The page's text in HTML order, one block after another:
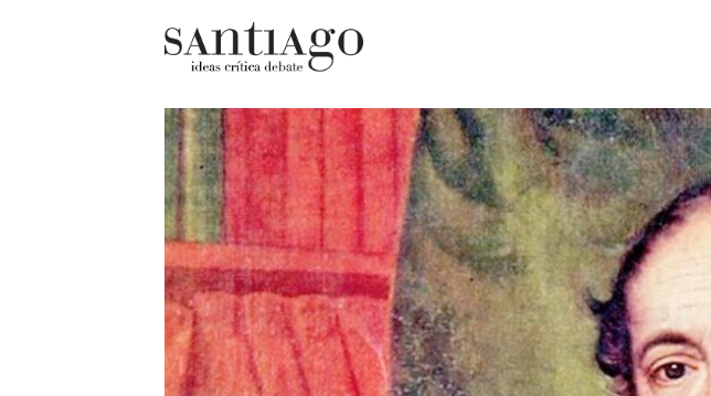
Actualidad
Archivo Cenfoto-UDP
Arquetipos de situación
Artes visuales
Ciencia
Cine y televisión
Cultura
Diccionario portátil de la literatura
chilena
Documentos
Fragmentos
Gran reserva
Historia